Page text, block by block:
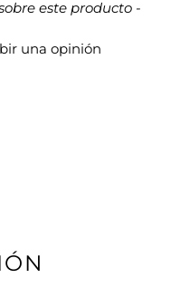
este producto -
una opinión